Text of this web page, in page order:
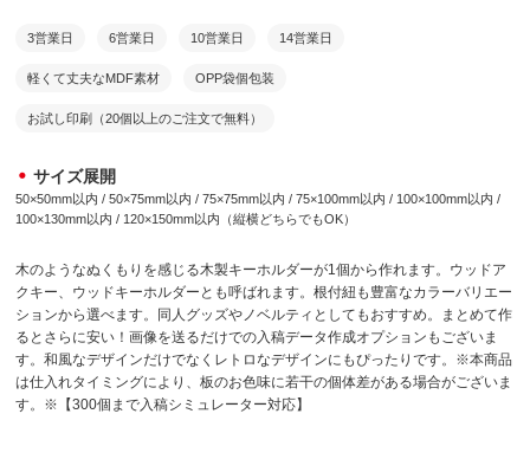
3営業日 6営業日 10営業日 14営業日
軽くて丈夫なMDF素材 OPP袋個包装
お試し印刷（20個以上のご注文で無料）
サイズ展開
50×50mm以内 / 50×75mm以内 / 75×75mm以内 / 75×100mm以内 / 100×100mm以内 /
100×130mm以内 / 120×150mm以内（縦横どちらでもOK）
木のようなぬくもりを感じる木製キーホルダーが1個から作れます。ウッドア
クキー、ウッドキーホルダーとも呼ばれます。根付紐も豊富なカラーバリエー
ションから選べます。同人グッズやノベルティとしてもおすすめ。まとめて作
るとさらに安い！画像を送るだけでの入稿データ作成オプションもございま
す。和風なデザインだけでなくレトロなデザインにもぴったりです。※本商品
は仕入れタイミングにより、板のお色味に若干の個体差がある場合がございま
す。※【300個まで入稿シミュレーター対応】